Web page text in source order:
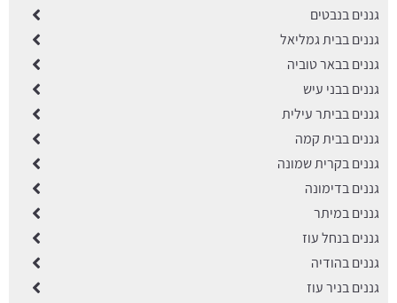
גננים בנבטים
גננים בבית גמליאל
גננים בבאר טוביה
גננים בבני עיש
גננים בביתר עילית
גננים בבית קמה
גננים בקרית שמונה
גננים בדימונה
גננים במיתר
גננים בנחל עוז
גננים בהודיה
גננים בניר עוז